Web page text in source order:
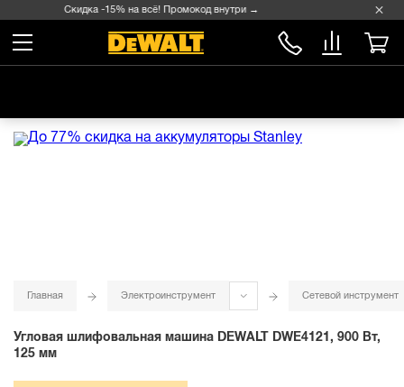
Скидка -15% на всё! Промокод внутри →
Главная Электроинструмент Сетевой инструмент
Угловая шлифовальная машина DEWALT DWE4121, 900 Вт,
125 мм